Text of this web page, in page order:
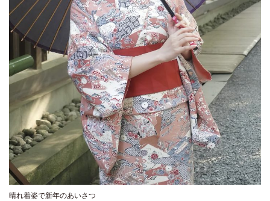
晴れ着姿で新年のあいさつ